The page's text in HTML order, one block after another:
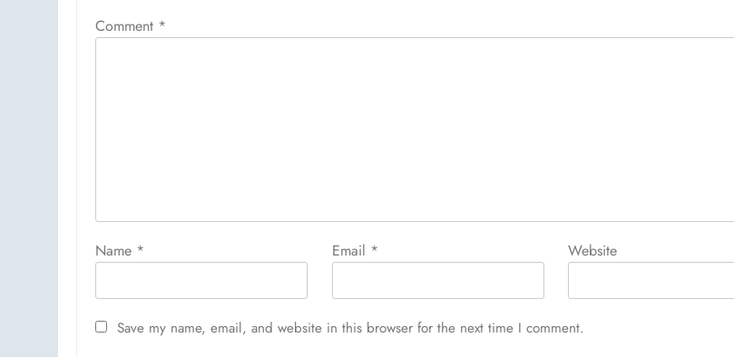
Comment *
Name * Email * Website
Save my name, email, and website in this browser for the next time I comment.